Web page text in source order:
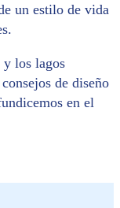
un estilo de vida
y los lagos
de diseño
en el